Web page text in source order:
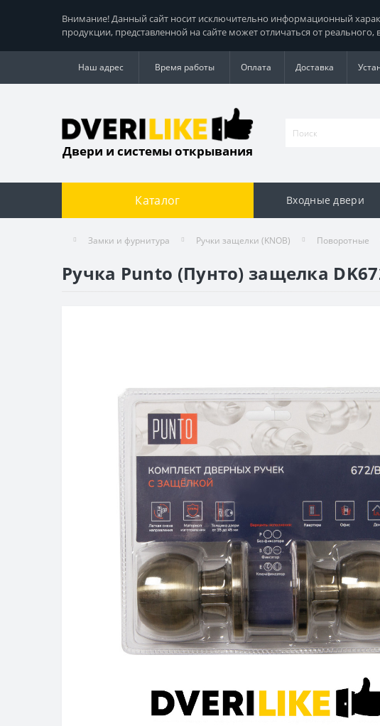
Внимание! Данный сайт носит исключительно информационный
продукции, представленной на сайте может отличаться от
Наш адрес Время работы Оплата Доставка
Двери и системы открывания
Каталог Входные двери
Замки и фурнитура Ручки защелки (KNOB) Поворотные
Ручка Punto (Пунто) защелка